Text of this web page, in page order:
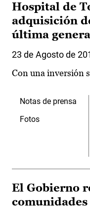
Hospital de
adquisición
última
23 de Agosto de
Con una inversión
Notas de prensa
Fotos
El Gobierno
comunidades